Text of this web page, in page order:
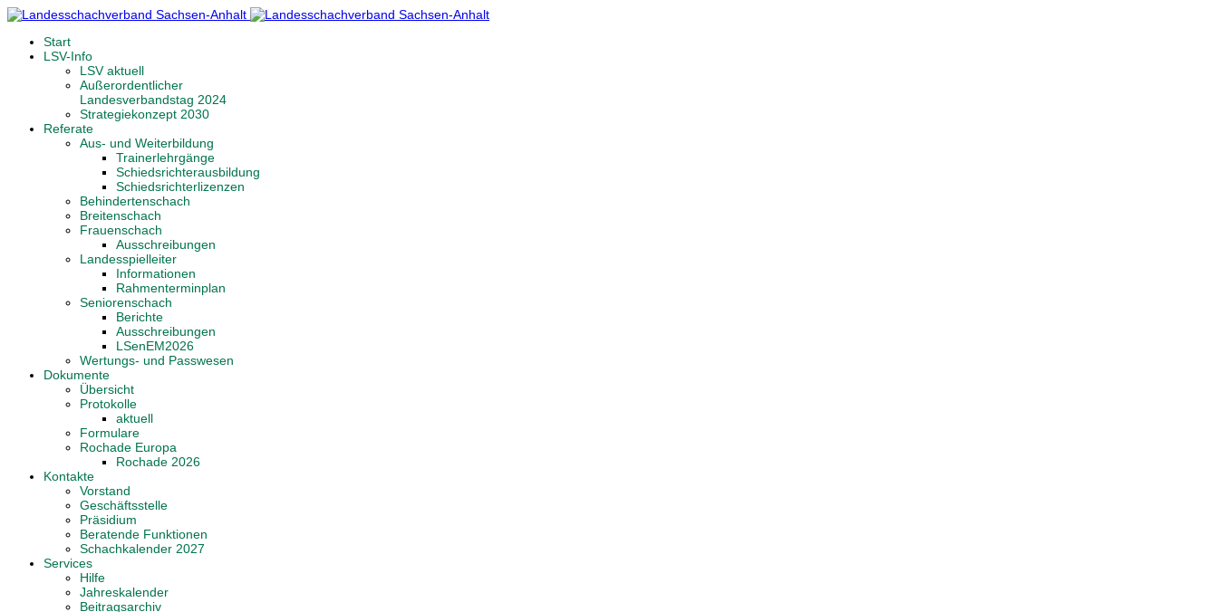
Start
LSV-Info
LSV aktuell
Außerordentlicher
Landesverbandstag 2024
Strategiekonzept 2030
Referate
Aus- und Weiterbildung
Trainerlehrgänge
Schiedsrichterausbildung
Schiedsrichterlizenzen
Behindertenschach
Breitenschach
Frauenschach
Ausschreibungen
Landesspielleiter
Informationen
Rahmenterminplan
Seniorenschach
Berichte
Ausschreibungen
LSenEM2026
Wertungs- und Passwesen
Dokumente
Übersicht
Protokolle
aktuell
Formulare
Rochade Europa
Rochade 2026
Kontakte
Vorstand
Geschäftsstelle
Präsidium
Beratende Funktionen
Schachkalender 2027
Services
Hilfe
Jahreskalender
Beitragsarchiv